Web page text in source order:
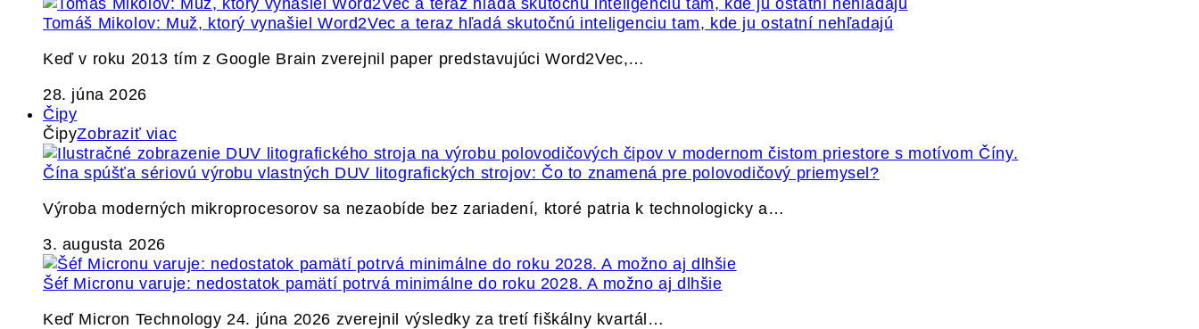
Tomáš Mikolov: Muž, ktorý vynašiel Word2Vec a teraz hľadá skutočnú inteligenciu tam, kde ju ostatní nehľadajú
Keď v roku 2013 tím z Google Brain zverejnil paper predstavujúci Word2Vec,…
28. júna 2026
Čipy
ČipyZobraziť viac
Čína spúšťa sériovú výrobu vlastných DUV litografických strojov: Čo to znamená pre polovodičový priemysel?
Výroba moderných mikroprocesorov sa nezaobíde bez zariadení, ktoré patria k technologicky a…
3. augusta 2026
Šéf Micronu varuje: nedostatok pamätí potrvá minimálne do roku 2028. A možno aj dlhšie
Keď Micron Technology 24. júna 2026 zverejnil výsledky za tretí fiškálny kvartál…